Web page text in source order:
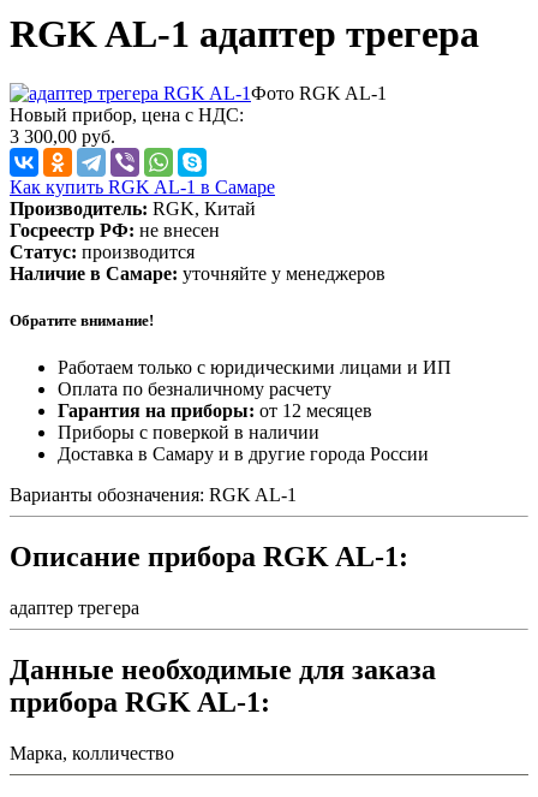
RGK AL-1 адаптер трегера
Фото RGK AL-1
Новый прибор, цена с НДС:
3 300,00 руб.
Как купить RGK AL-1 в Самаре
Производитель: RGK, Китай
Госреестр РФ: не внесен
Статус: производится
Наличие в Самаре: уточняйте у менеджеров
Обратите внимание!
Работаем только с юридическими лицами и ИП
Оплата по безналичному расчету
Гарантия на приборы: от 12 месяцев
Приборы с поверкой в наличии
Доставка в Самару и в другие города России
Варианты обозначения: RGK AL-1
Описание прибора RGK AL-1:
адаптер трегера
Данные необходимые для заказа
прибора RGK AL-1:
Марка, колличество